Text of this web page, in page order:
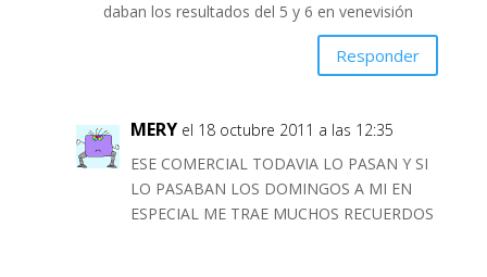
daban los resultados del 5 y 6 en venevisión
Responder
MERY el 18 octubre 2011 a las 12:35
ESE COMERCIAL TODAVIA LO PASAN Y SI
LO PASABAN LOS DOMINGOS A MI EN
ESPECIAL ME TRAE MUCHOS RECUERDOS